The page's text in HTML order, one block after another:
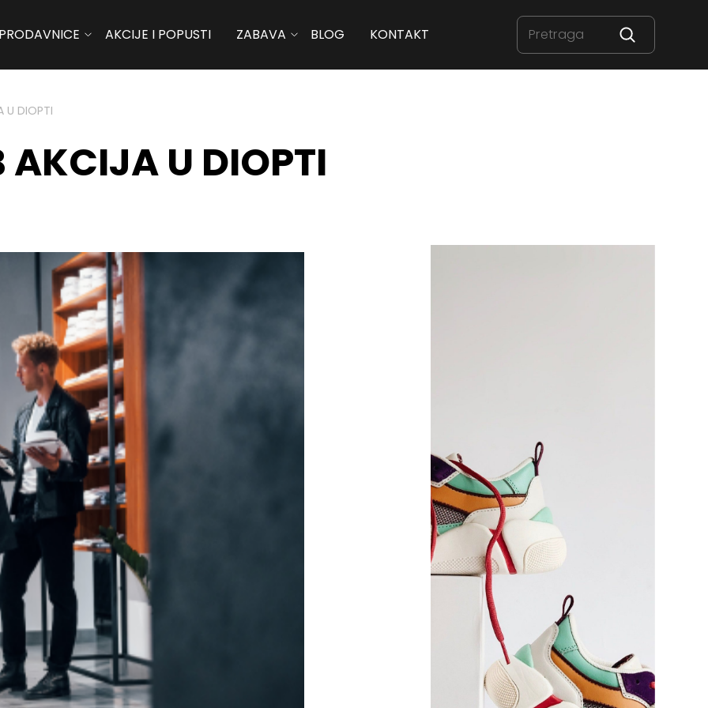
AKCIJE I POPUSTI ZABAVA BLOG KONTAKT
U DIOPTI
AKCIJA U DIOPTI